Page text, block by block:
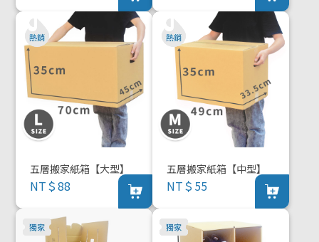
五層搬家紙箱【大型】
NT＄88
五層搬家紙箱【中型】
NT＄55